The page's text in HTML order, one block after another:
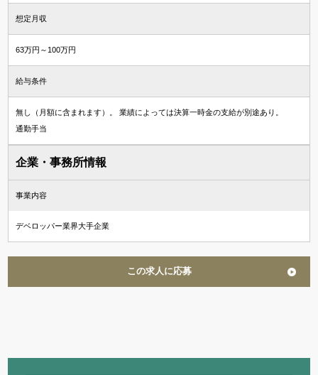
想定月収
63万円～100万円
給与条件
無し（月額に含まれます）。 業績によっては決算一時金の支給が別途あり。
通勤手当
企業・事務所情報
事業内容
デベロッパー業界大手企業
この求人に応募